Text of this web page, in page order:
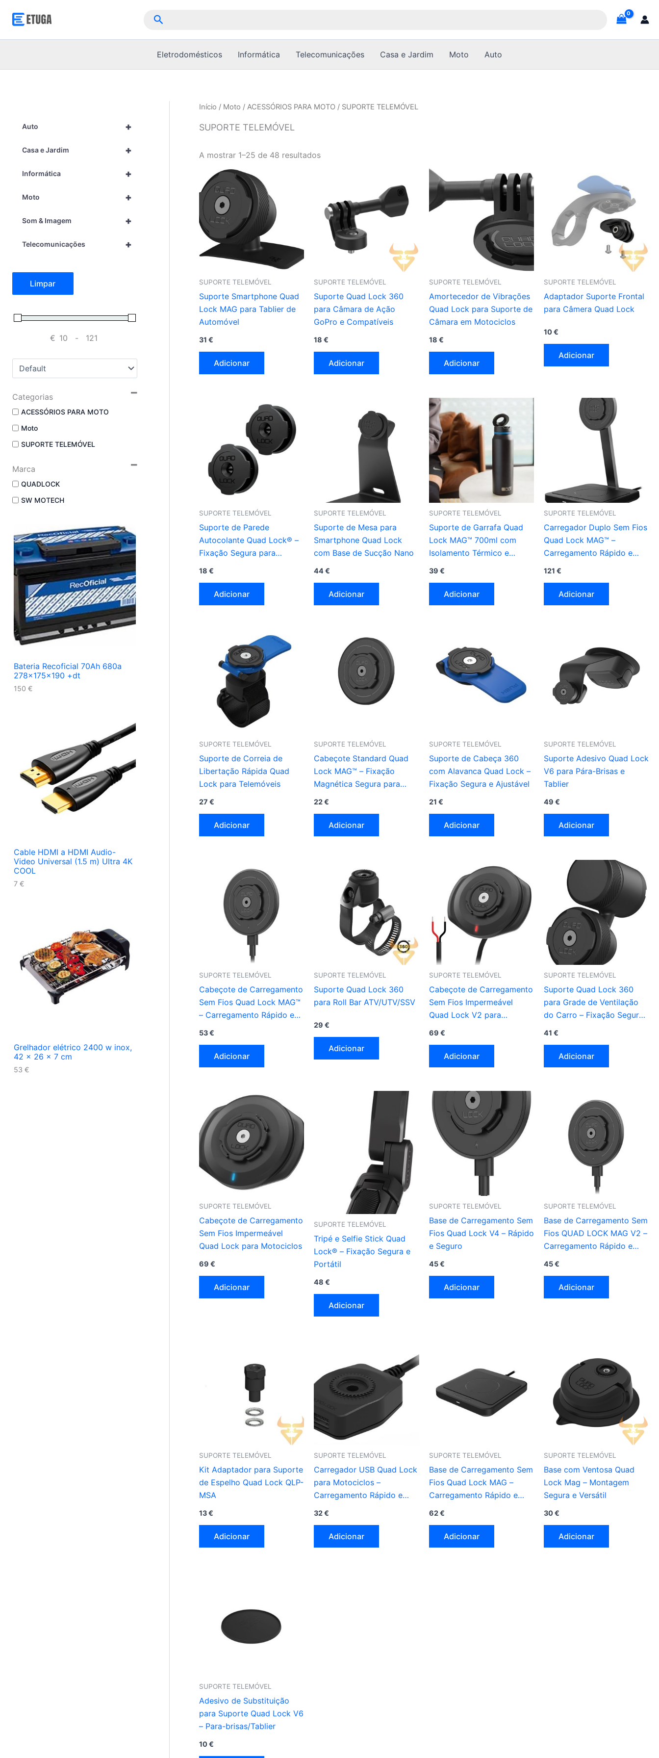
Pesquisar
Eletrodomésticos Informática Telecomunicações Casa e Jardim Moto Auto
+
Auto
+
Casa e Jardim
+
Informática
+
Moto
+
Som & Imagem
+
Telecomunicações
Limpar
€ Minimum Price
-Maximum Price
Categorias
ACESSÓRIOS PARA MOTO
Moto
SUPORTE TELEMÓVEL
Marca
QUADLOCK
SW MOTECH
Bateria Recoficial 70Ah 680a
278x175x190 +dt
150 €
Cable HDMI a HDMI Audio-
Video Universal (1.5 m) Ultra 4K
COOL
7 €
Grelhador elétrico 2400 w inox,
42 x 26 x 7 cm
53 €
Início / Moto / ACESSÓRIOS PARA MOTO / SUPORTE TELEMÓVEL
SUPORTE TELEMÓVEL
A mostrar 1–25 de 48 resultados
SUPORTE TELEMÓVEL
Suporte Smartphone Quad
Lock MAG para Tablier de
Automóvel
31 €
Adicionar
SUPORTE TELEMÓVEL
Suporte Quad Lock 360
para Câmara de Ação
GoPro e Compatíveis
18€
Adicionar
SUPORTE TELEMÓVEL
Amortecedor de Vibrações
Quad Lock para Suporte de
Câmara em Motociclos
18 €
Adicionar
SUPORTE TELEMÓVEL
Adaptador Suporte Frontal
para Câmera Quad Lock
10€
Adicionar
SUPORTE TELEMÓVEL
Suporte de Parede
Autocolante Quad Lock® –
Fixação Segura para
18 €
Adicionar
SUPORTE TELEMÓVEL
Suporte de Mesa para
Smartphone Quad Lock
com Base de Sucção Nano
44€
Adicionar
SUPORTE TELEMÓVEL
Suporte de Garrafa Quad
Lock MAG™ 700ml com
Isolamento Térmico e
39 €
Adicionar
SUPORTE TELEMÓVEL
Carregador Duplo Sem Fios
Quad Lock MAG™ –
Carregamento Rápido e
121 €
Adicionar
SUPORTE TELEMÓVEL
Suporte de Correia de
Libertação Rápida Quad
Lock para Telemóveis
27 €
Adicionar
SUPORTE TELEMÓVEL
Cabeçote Standard Quad
Lock MAG™ – Fixação
Magnética Segura para
22€
Adicionar
SUPORTE TELEMÓVEL
Suporte de Cabeça 360
com Alavanca Quad Lock –
Fixação Segura e Ajustável
21 €
Adicionar
SUPORTE TELEMÓVEL
Suporte Adesivo Quad Lock
V6 para Pára-Brisas e
Tablier
49 €
Adicionar
SUPORTE TELEMÓVEL
Cabeçote de Carregamento
Sem Fios Quad Lock MAG™
– Carregamento Rápido e
53€
Adicionar
SUPORTE TELEMÓVEL
Suporte Quad Lock 360
para Roll Bar ATV/UTV/SSV
29€
Adicionar
SUPORTE TELEMÓVEL
Cabeçote de Carregamento
Sem Fios Impermeável
Quad Lock V2 para
69 €
Adicionar
SUPORTE TELEMÓVEL
Suporte Quad Lock 360
para Grade de Ventilação
do Carro – Fixação Segura
41 €
Adicionar
SUPORTE TELEMÓVEL
Cabeçote de Carregamento
Sem Fios Impermeável
Quad Lock para Motociclos
69 €
Adicionar
SUPORTE TELEMÓVEL
Tripé e Selfie Stick Quad
Lock® – Fixação Segura e
Portátil
48€
Adicionar
SUPORTE TELEMÓVEL
Base de Carregamento Sem
Fios Quad Lock V4 – Rápido
e Seguro
45€
Adicionar
SUPORTE TELEMÓVEL
Base de Carregamento Sem
Fios QUAD LOCK MAG V2 –
Carregamento Rápido e
45€
Adicionar
SUPORTE TELEMÓVEL
Kit Adaptador para Suporte
de Espelho Quad Lock QLP-
MSA
13€
Adicionar
SUPORTE TELEMÓVEL
Carregador USB Quad Lock
para Motociclos –
Carregamento Rápido e
32€
Adicionar
SUPORTE TELEMÓVEL
Base de Carregamento Sem
Fios Quad Lock MAG –
Carregamento Rápido e
62€
Adicionar
SUPORTE TELEMÓVEL
Base com Ventosa Quad
Lock Mag – Montagem
Segura e Versátil
30€
Adicionar
SUPORTE TELEMÓVEL
Adesivo de Substituição
para Suporte Quad Lock V6
– Para-brisas/Tablier
10€